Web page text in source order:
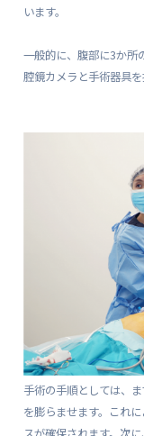
います。
一般的に、腹部に3か所
腔鏡カメラと手術器具を
手術の手順としては、
を膨らませます。これ